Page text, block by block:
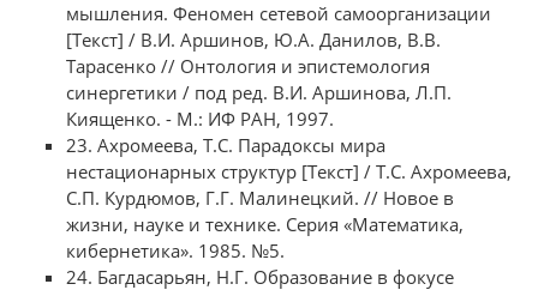
мышления. Феномен сетевой самоорганизации
[Текст] / В.И. Аршинов, Ю.А. Данилов, В.В.
Тарасенко // Онтология и эпистемология
синергетики / под ред. В.И. Аршинова, Л.П.
Киященко. - М.: ИФ РАН, 1997.
23. Ахромеева, Т.С. Парадоксы мира
нестационарных структур [Текст] / Т.С. Ахромеева,
С.П. Курдюмов, Г.Г. Малинецкий. // Новое в
жизни, науке и технике. Серия «Математика,
кибернетика». 1985. №5.
24. Багдасарьян, Н.Г. Образование в фокусе